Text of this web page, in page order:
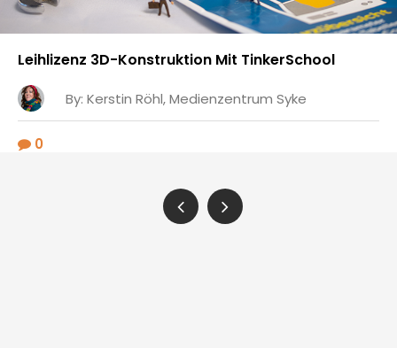
Leihlizenz 3D-Konstruktion Mit TinkerSchool
By: Kerstin Röhl, Medienzentrum Syke
0